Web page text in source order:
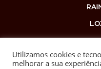
Utilizamos cookies e
melhorar a sua